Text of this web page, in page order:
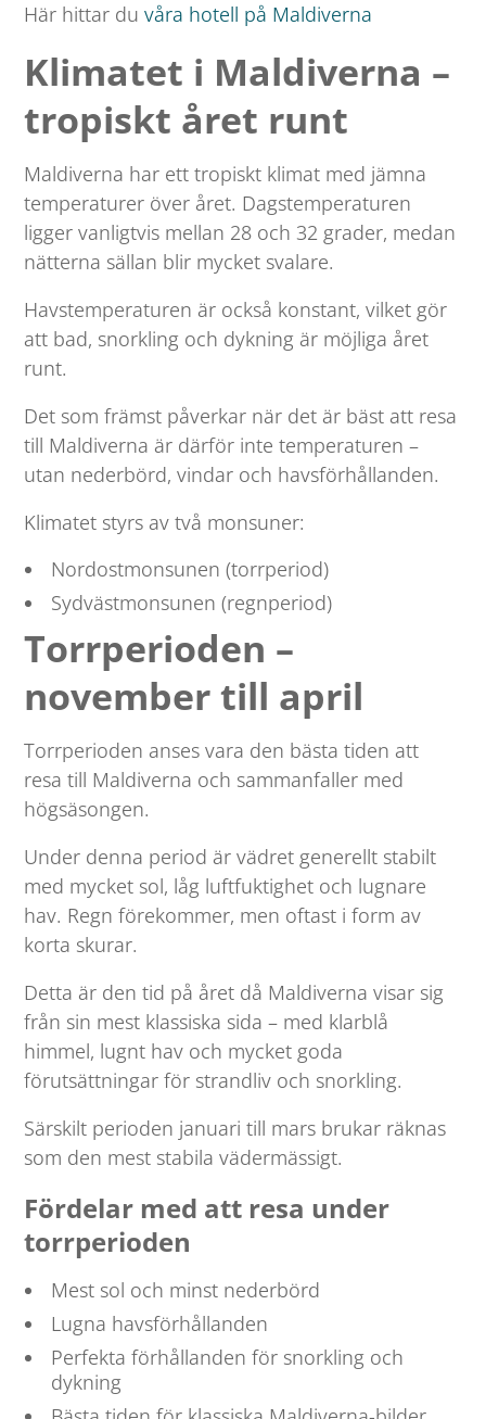
Här hittar duvåra hotell på Maldiverna
Klimatet i Maldiverna –
tropiskt året runt
Maldiverna har ett tropiskt klimat med jämna
temperaturer över året. Dagstemperaturen
ligger vanligtvis mellan 28 och 32 grader, medan
nätterna sällan blir mycket svalare.
Havstemperaturen är också konstant, vilket gör
att bad, snorkling och dykning är möjliga året
runt.
Det som främst påverkar när det är bäst att resa
till Maldiverna är därför inte temperaturen –
utan nederbörd, vindar och havsförhållanden.
Klimatet styrs av två monsuner:
Nordostmonsunen (torrperiod)
Sydvästmonsunen (regnperiod)
Torrperioden –
november till april
Torrperioden anses vara den bästa tiden att
resa till Maldiverna och sammanfaller med
högsäsongen.
Under denna period är vädret generellt stabilt
med mycket sol, låg luftfuktighet och lugnare
hav. Regn förekommer, men oftast i form av
korta skurar.
Detta är den tid på året då Maldiverna visar sig
från sin mest klassiska sida – med klarblå
himmel, lugnt hav och mycket goda
förutsättningar för strandliv och snorkling.
Särskilt perioden januari till mars brukar räknas
som den mest stabila vädermässigt.
Fördelar med att resa under
torrperioden
Mest sol och minst nederbörd
Lugna havsförhållanden
Perfekta förhållanden för snorkling och
dykning